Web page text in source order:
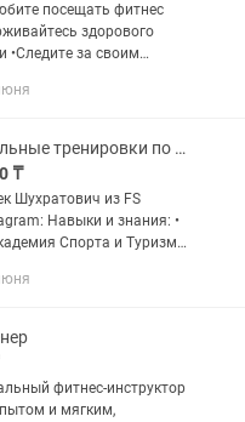
посещать фитнес
здорового
•Следите за своим
в достижении их
Индивидуальные тренировки по футболу
₸
Шухратович из FS
Спорта и Туризма
категория C UEFA •
фитнес-инструктор
и мягким,